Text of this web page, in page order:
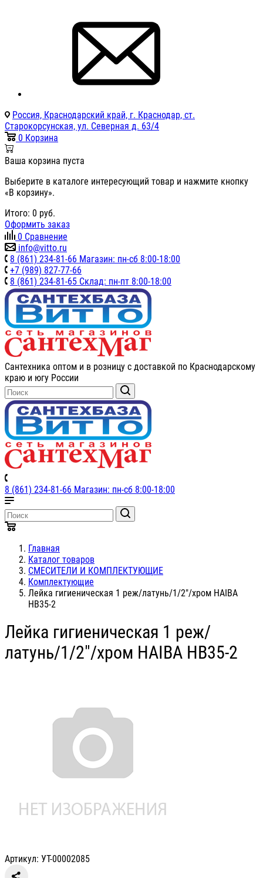
Россия, Краснодарский край, г. Краснодар, ст.
Старокорсунская, ул. Северная д. 63/4
0 Корзина
Ваша корзина пуста
Выберите в каталоге интересующий товар и нажмите кнопку
«В корзину».
Итого: 0 руб.
Оформить заказ
0 Сравнение
info@vitto.ru
8 (861) 234-81-66 Магазин: пн-сб 8:00-18:00
+7 (989) 827-77-66
8 (861) 234-81-65 Склад: пн-пт 8:00-18:00
Сантехника оптом и в розницу с доставкой по Краснодарскому
краю и югу России
8 (861) 234-81-66 Магазин: пн-сб 8:00-18:00
Главная
Каталог товаров
СМЕСИТЕЛИ И КОМПЛЕКТУЮЩИЕ
Комплектующие
Лейка гигиеническая 1 реж/латунь/1/2"/хром HAIBA
HB35-2
Лейка гигиеническая 1 реж/
латунь/1/2"/хром HAIBA HB35-2
Артикул: УТ-00002085